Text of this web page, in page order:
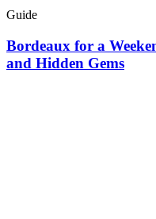
Guide
Bordeaux for a
and Hidden Gems